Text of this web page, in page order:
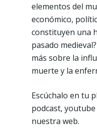
elementos del
económico,
constituyen una
pasado
más sobre la
muerte y la
Escúchalo en tu
podcast,
nuestra web.